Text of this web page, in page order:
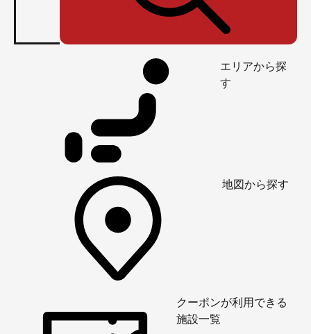
エリアから探
す
地図から探す
クーポンが利用できる
施設一覧